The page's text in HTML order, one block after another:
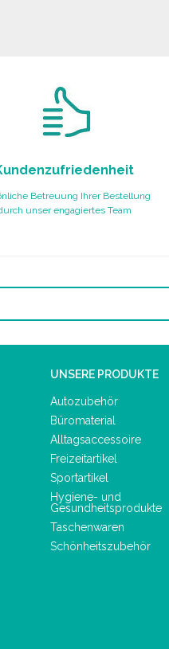
Betreuung Ihrer Bestellung
unser engagiertes Team
UNSERE PRODUKTE
Autozubehör
Büromaterial
Alltagsaccessoire
Freizeitartikel
Sportartikel
Hygiene- und
Gesundheitsprodukte
Taschenwaren
Schönheitszubehör